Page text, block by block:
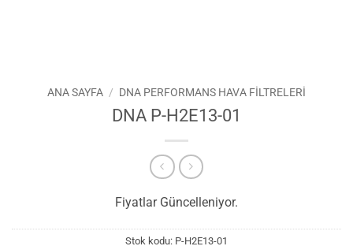
ANA SAYFA / DNA PERFORMANS HAVA FILTRELERI
DNA P-H2E13-01
Fiyatlar Güncelleniyor.
Stok kodu: P-H2E13-01